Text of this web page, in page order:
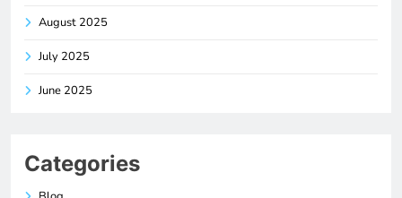
August 2025
July 2025
June 2025
Categories